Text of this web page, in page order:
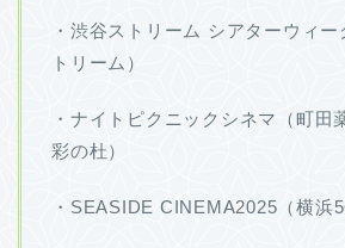
・渋谷ストリーム シアターウィ
トリーム）
・ナイトピクニックシネマ（町田
彩の杜）
・SEASIDE CINEMA2025（横浜5